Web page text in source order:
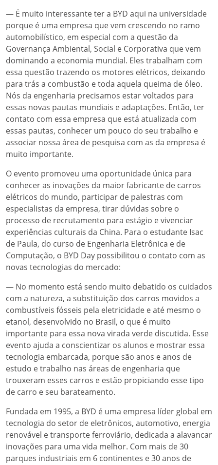
— É muito interessante ter a BYD aqui na universidade
porque é uma empresa que vem crescendo no ramo
automobilístico, em especial com a questão da
Governança Ambiental, Social e Corporativa que vem
dominando a economia mundial. Eles trabalham com
essa questão trazendo os motores elétricos, deixando
para trás a combustão e toda aquela queima de óleo.
Nós da engenharia precisamos estar voltados para
essas novas pautas mundiais e adaptações. Então, ter
contato com essa empresa que está atualizada com
essas pautas, conhecer um pouco do seu trabalho e
associar nossa área de pesquisa com as da empresa é
muito importante.
O evento promoveu uma oportunidade única para
conhecer as inovações da maior fabricante de carros
elétricos do mundo, participar de palestras com
especialistas da empresa, tirar dúvidas sobre o
processo de recrutamento para estágio e vivenciar
experiências culturais da China. Para o estudante Isac
de Paula, do curso de Engenharia Eletrônica e de
Computação, o BYD Day possibilitou o contato com as
novas tecnologias do mercado:
— No momento está sendo muito debatido os cuidados
com a natureza, a substituição dos carros movidos a
combustíveis fósseis pela eletricidade e até mesmo o
etanol, desenvolvido no Brasil, o que é muito
importante para essa nova virada verde discutida. Esse
evento ajuda a conscientizar os alunos e mostrar essa
tecnologia embarcada, porque são anos e anos de
estudo e trabalho nas áreas de engenharia que
trouxeram esses carros e estão propiciando esse tipo
de carro e seu barateamento.
Fundada em 1995, a BYD é uma empresa líder global em
tecnologia do setor de eletrônicos, automotivo, energia
renovável e transporte ferroviário, dedicada a alavancar
inovações para uma vida melhor. Com mais de 30
parques industriais em 6 continentes e 30 anos de